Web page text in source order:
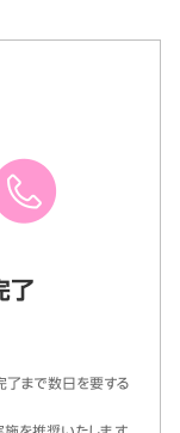
了
了まで数日を要する